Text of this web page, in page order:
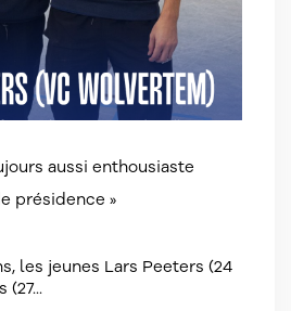
aussi enthousiaste
présidence »
les jeunes Lars Peeters (24
(27...